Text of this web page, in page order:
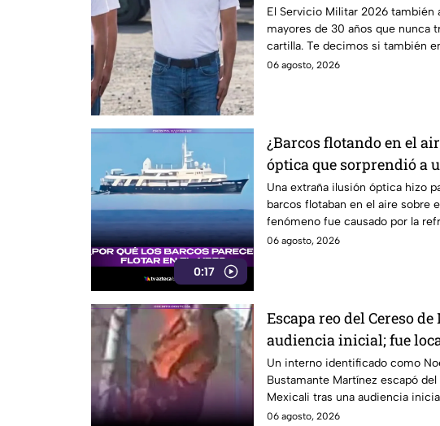
llamar para hacer
California
El Servicio Militar 2026 también
mayores de 30 años que nunca
cartilla. Te decimos si también
06 agosto, 2026
0:17
¿Barcos flotando en el
óptica que sorprendió a
redes sociales
Una extraña ilusión óptica hizo
barcos flotaban en el aire sobre
fenómeno fue causado por la
06 agosto, 2026
Escapa reo del Cereso
audiencia inicial; fue
después
Un interno identificado como
Bustamante Martínez escapó
Mexicali tras una audiencia
noche del miércoles.
06 agosto, 2026